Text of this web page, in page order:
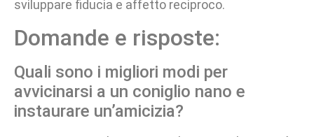
sviluppare fiducia e affetto reciproco.
Domande e risposte:
Quali sono i migliori modi per
avvicinarsi a un coniglio nano e
instaurare un’amicizia?